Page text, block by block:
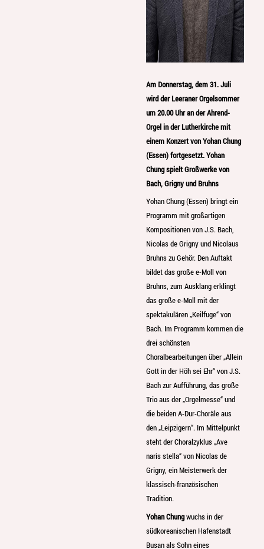
Am Donnerstag, dem 31. Juli
wird der Leeraner Orgelsommer
um 20.00 Uhr an der Ahrend-
Orgel in der Lutherkirche mit
einem Konzert von Yohan Chung
(Essen) fortgesetzt. Yohan
Chung spielt Großwerke von
Bach, Grigny und Bruhns
Yohan Chung (Essen) bringt ein
Programm mit großartigen
Kompositionen von J.S. Bach,
Nicolas de Grigny und Nicolaus
Bruhns zu Gehör. Den Auftakt
bildet das große e-Moll von
Bruhns, zum Ausklang erklingt
das große e-Moll mit der
spektakulären „Keilfuge“ von
Bach. Im Programm kommen die
drei schönsten
Choralbearbeitungen über „Allein
Gott in der Höh sei Ehr“ von J.S.
Bach zur Aufführung, das große
Trio aus der „Orgelmesse“ und
die beiden A-Dur-Choräle aus
den „Leipzigern“. Im Mittelpunkt
steht der Choralzyklus „Ave
naris stella“ von Nicolas de
Grigny, ein Meisterwerk der
klassisch-französischen
Tradition.
Yohan Chungwuchs in der
südkoreanischen Hafenstadt
Busan als Sohn eines